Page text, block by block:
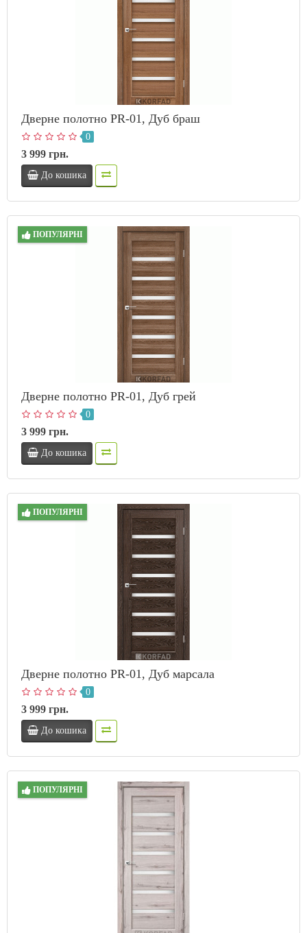
Дверне полотно PR-01, Дуб браш
0
3 999 грн.
До кошика
ПОПУЛЯРНІ
Дверне полотно PR-01, Дуб грей
0
3 999 грн.
До кошика
ПОПУЛЯРНІ
Дверне полотно PR-01, Дуб марсала
0
3 999 грн.
До кошика
ПОПУЛЯРНІ